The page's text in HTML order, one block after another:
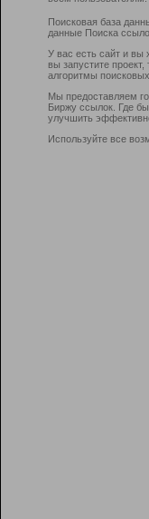
Поисковая база
данные Поиска
У вас есть сайт и вы
вы запустите
алгоритмы
Мы предоставляем
Биржу ссылок. Где
улучшить
Используйте все